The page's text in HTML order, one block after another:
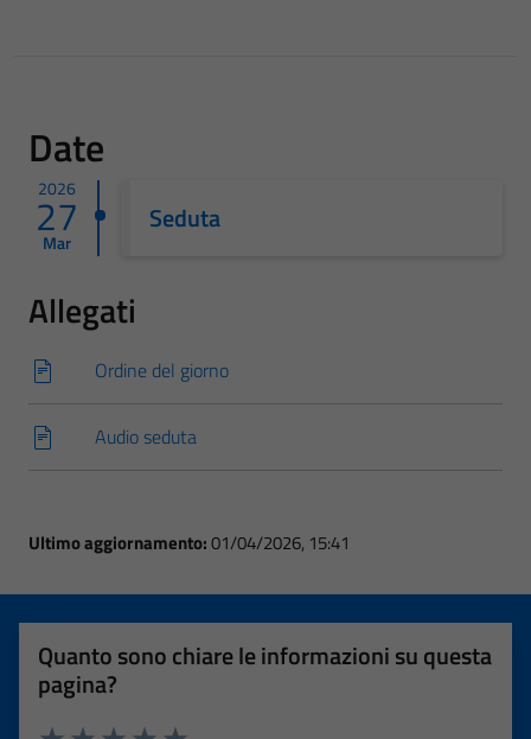
Date
2026
27
Mar
Seduta
Allegati
Ordine del giorno
Audio seduta
Ultimo aggiornamento:01/04/2026, 15:41
Quanto sono chiare le informazioni su questa
pagina?